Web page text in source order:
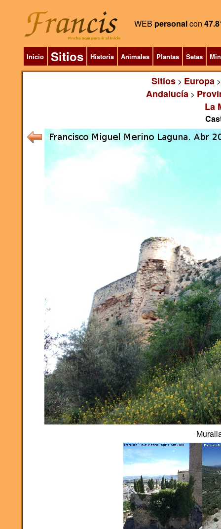
WEB personalcon
Inicio Sitios Historia Animales Plantas Setas
Sitios> Europa
Andalucía>
La